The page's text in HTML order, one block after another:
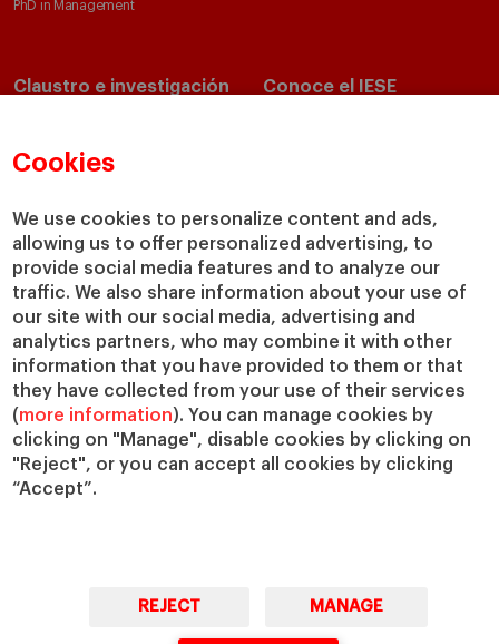
Cookies
We use cookies to personalize content and ads,
allowing us to offer personalized advertising, to
provide social media features and to analyze our
traffic. We also share information about your use of
our site with our social media, advertising and
analytics partners, who may combine it with other
information that you have provided to them or that
they have collected from your use of their services
(more information). You can manage cookies by
clicking on "Manage", disable cookies by clicking on
"Reject", or you can accept all cookies by clicking
“Accept”.
REJECT MANAGE
PhD in Management
Claustro e investigación
Departamentos académicos
Cátedras
IESE Insight
IESE Publishing
Conoce el IESE
Nuestro impacto
Colabora con el IESE
Servicios
Biblioteca
Canal de Compliance
Capellanía
IESE Shop
Jobs @IESE
Préstamos y becas